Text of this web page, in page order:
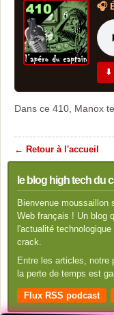
🎧
⬇
Dans ce 410, Manox
← Retour à l'accueil
le blog high tech du
Bienvenue moussaillon
Web français ! Un blog
l'actualité
crack.
Entre les articles, notre
la perte de temps est
Flux RSS podcast